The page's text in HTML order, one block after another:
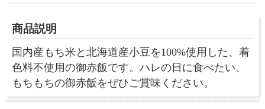
商品説明
国内産もち米と北海道産小豆を100%使用した、着
色料不使用の御赤飯です。ハレの日に食べたい、
もちもちの御赤飯をぜひご賞味ください。